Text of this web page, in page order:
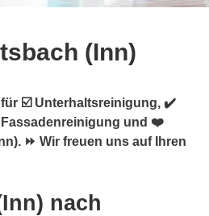
(Inn)
für ☑️ Unterhaltsreinigung, ✔️
Fassadenreinigung und ❤️
⏩ Wir freuen uns auf Ihren
nach